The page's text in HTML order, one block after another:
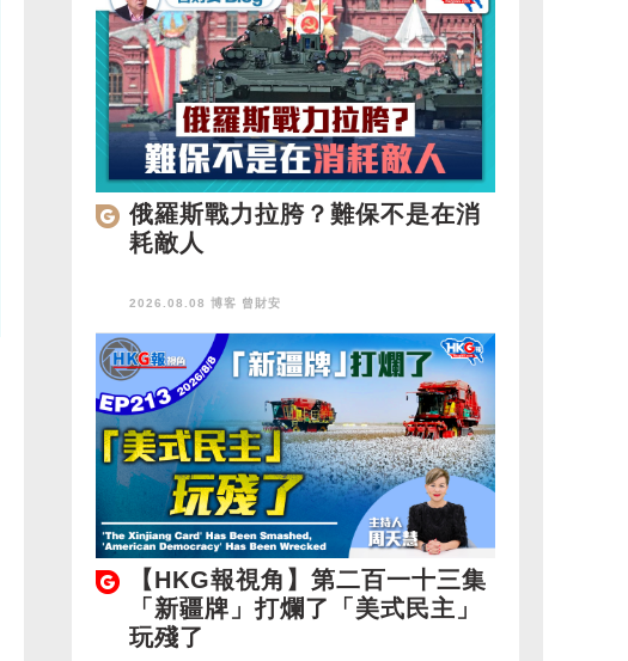
俄羅斯戰力拉胯？難保不是在消
耗敵人
2026.08.08 博客 曾財安
【HKG報視角】第二百一十三集
「新疆牌」打爛了「美式民主」
玩殘了